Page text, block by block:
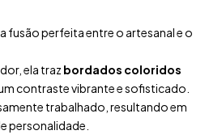
fusão perfeita entre o artesanal e o
ela traz bordados coloridos
contraste vibrante e sofisticado.
trabalhado, resultando em
personalidade.